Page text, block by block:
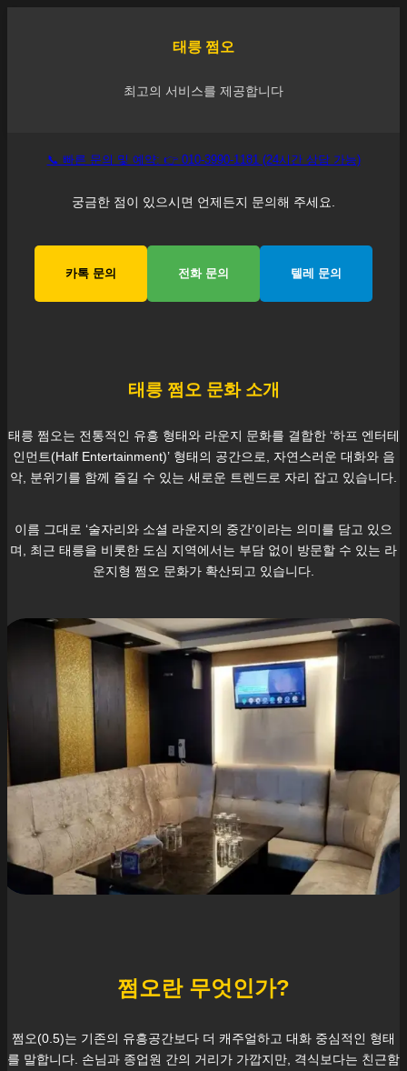
태릉 쩜오
최고의 서비스를 제공합니다
📞 빠른 문의 및 예약: 👉 010-3990-1181 (24시간 상담 가능)
궁금한 점이 있으시면 언제든지 문의해 주세요.
카톡 문의 전화 문의 텔레 문의
태릉쩜오 문화 소개
태릉 쩜오는 전통적인 유흥 형태와 라운지 문화를 결합한 ‘하프 엔터테
인먼트(Half Entertainment)’ 형태의 공간으로, 자연스러운 대화와 음
악, 분위기를 함께 즐길 수 있는 새로운 트렌드로 자리 잡고 있습니다.
이름 그대로 ‘술자리와 소셜 라운지의 중간’이라는 의미를 담고 있으
며, 최근 태릉을 비롯한 도심 지역에서는 부담 없이 방문할 수 있는 라
운지형 쩜오 문화가 확산되고 있습니다.
쩜오란 무엇인가?
쩜오(0.5)는 기존의 유흥공간보다 더 캐주얼하고 대화 중심적인 형태
를 말합니다. 손님과 종업원 간의 거리가 가깝지만, 격식보다는 친근함